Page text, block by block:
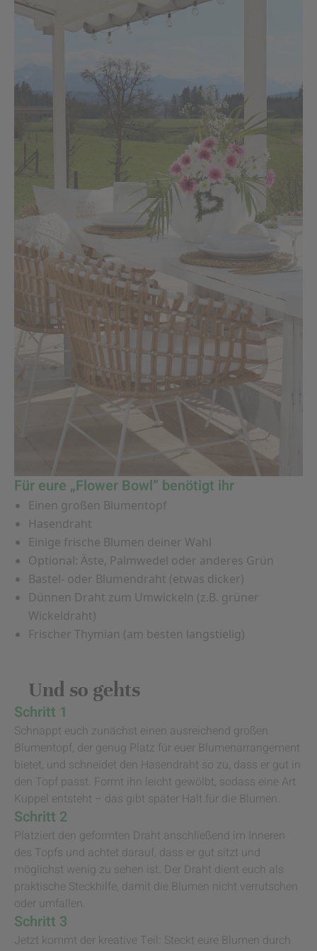
Für eure „Flower Bowl“ benötigt ihr
Einen großen Blumentopf
Hasendraht
Einige frische Blumen deiner Wahl
Optional: Äste, Palmwedel oder anderes Grün
Bastel- oder Blumendraht (etwas dicker)
Dünnen Draht zum Umwickeln (z.B. grüner
Wickeldraht)
Frischer Thymian (am besten langstielig)
Und so gehts
Schritt 1
Schnappt euch zunächst einen ausreichend großen
Blumentopf, der genug Platz für euer Blumenarrangement
bietet, und schneidet den Hasendraht so zu, dass er gut in
den Topf passt. Formt ihn leicht gewölbt, sodass eine Art
Kuppel entsteht – das gibt später Halt für die Blumen.
Schritt 2
Platziert den geformten Draht anschließend im Inneren
des Topfs und achtet darauf, dass er gut sitzt und
möglichst wenig zu sehen ist. Der Draht dient euch als
praktische Steckhilfe, damit die Blumen nicht verrutschen
oder umfallen.
Schritt 3
Jetzt kommt der kreative Teil: Steckt eure Blumen durch